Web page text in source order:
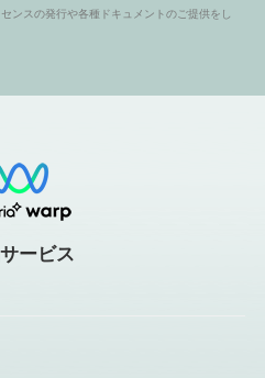
ンスの発行や各種ドキュメントのご提供をし
ービス